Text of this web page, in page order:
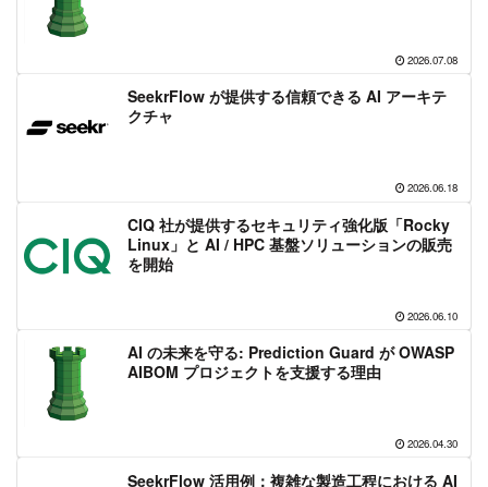
2026.07.08
SeekrFlow が提供する信頼できる AI アーキテ
クチャ
2026.06.18
CIQ 社が提供するセキュリティ強化版「Rocky
Linux」と AI / HPC 基盤ソリューションの販売
を開始
2026.06.10
AI の未来を守る: Prediction Guard が OWASP
AIBOM プロジェクトを支援する理由
2026.04.30
SeekrFlow 活用例：複雑な製造工程における AI